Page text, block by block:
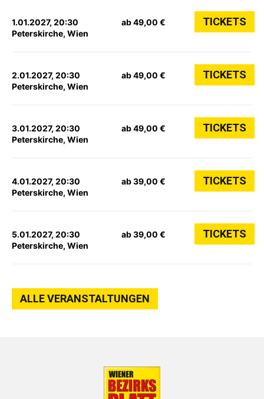
1.01.2027, 20:30
Peterskirche, Wien
ab 49,00 € TICKETS
2.01.2027, 20:30
Peterskirche, Wien
ab 49,00 € TICKETS
3.01.2027, 20:30
Peterskirche, Wien
ab 49,00 € TICKETS
4.01.2027, 20:30
Peterskirche, Wien
ab 39,00 € TICKETS
5.01.2027, 20:30
Peterskirche, Wien
ab 39,00 € TICKETS
ALLE VERANSTALTUNGEN